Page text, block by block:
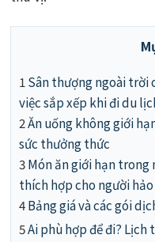
1 Sân thượng ngoài trời
việc sắp xếp khi đi du
2Ăn uống không giới
sức thưởng thức
3Món ăn giới hạn trong
thích hợp cho người
4Bảng giá và các gói
5Ai phù hợp để đi?